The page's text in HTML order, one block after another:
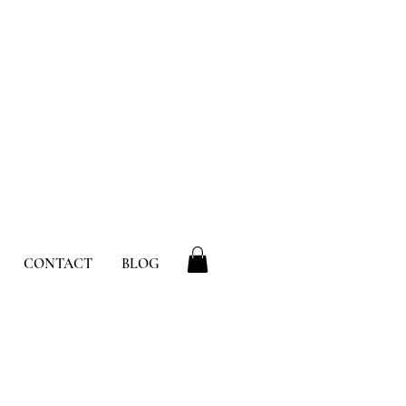
CONTACT BLOG